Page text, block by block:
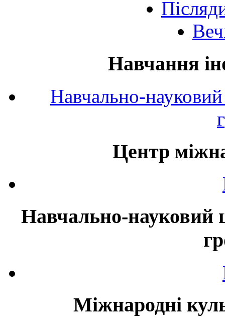
Навчання
Навчально-
Центр
Навчально-науковий
Міжнародні